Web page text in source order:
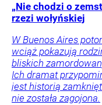
„Nie chodzi o
rzezi wołyńskiej
W Buenos Aires
wciąż pokazują
bliskich
Ich dramat
jest historią
nie została zagojona.